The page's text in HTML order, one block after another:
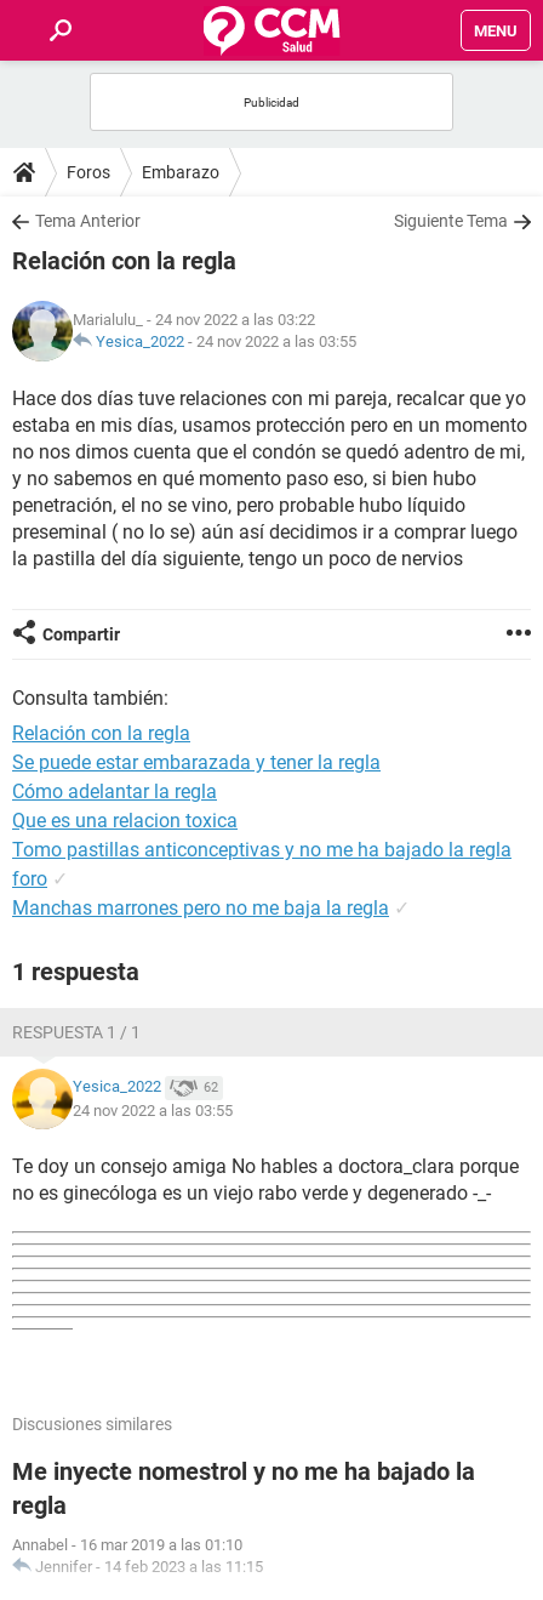
MENU
FOROS
SALUD
NUTRICIÓN
BIENESTAR
SEXUALIDAD
GLOSARIO
Foros Embarazo
Tema Anterior Siguiente Tema
Relación con la regla
Marialulu_ - 24 nov 2022 a las 03:22
Yesica_2022 - 24 nov 2022 a las 03:55
Hace dos días tuve relaciones con mi pareja, recalcar que yo
estaba en mis días, usamos protección pero en un momento
no nos dimos cuenta que el condón se quedó adentro de mi,
y no sabemos en qué momento paso eso, si bien hubo
penetración, el no se vino, pero probable hubo líquido
preseminal ( no lo se) aún así decidimos ir a comprar luego
la pastilla del día siguiente, tengo un poco de nervios
Compartir
Consulta también:
Relación con la regla
Se puede estar embarazada y tener la regla
Cómo adelantar la regla
Que es una relacion toxica
Tomo pastillas anticonceptivas y no me ha bajado la regla
foro ✓
Manchas marrones pero no me baja la regla ✓
1 respuesta
RESPUESTA 1 / 1
Yesica_2022 62
24 nov 2022 a las 03:55
Te doy un consejo amiga No hables a doctora_clara porque
no es ginecóloga es un viejo rabo verde y degenerado -_-
Discusiones similares
Me inyecte nomestrol y no me ha bajado la
regla
Annabel - 16 mar 2019 a las 01:10
Jennifer - 14 feb 2023 a las 11:15